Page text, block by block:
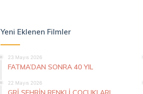
Yeni Eklenen Filmler
23 Mayıs 2026
FATMA’DAN SONRA 40 YIL
22 Mayıs 2026